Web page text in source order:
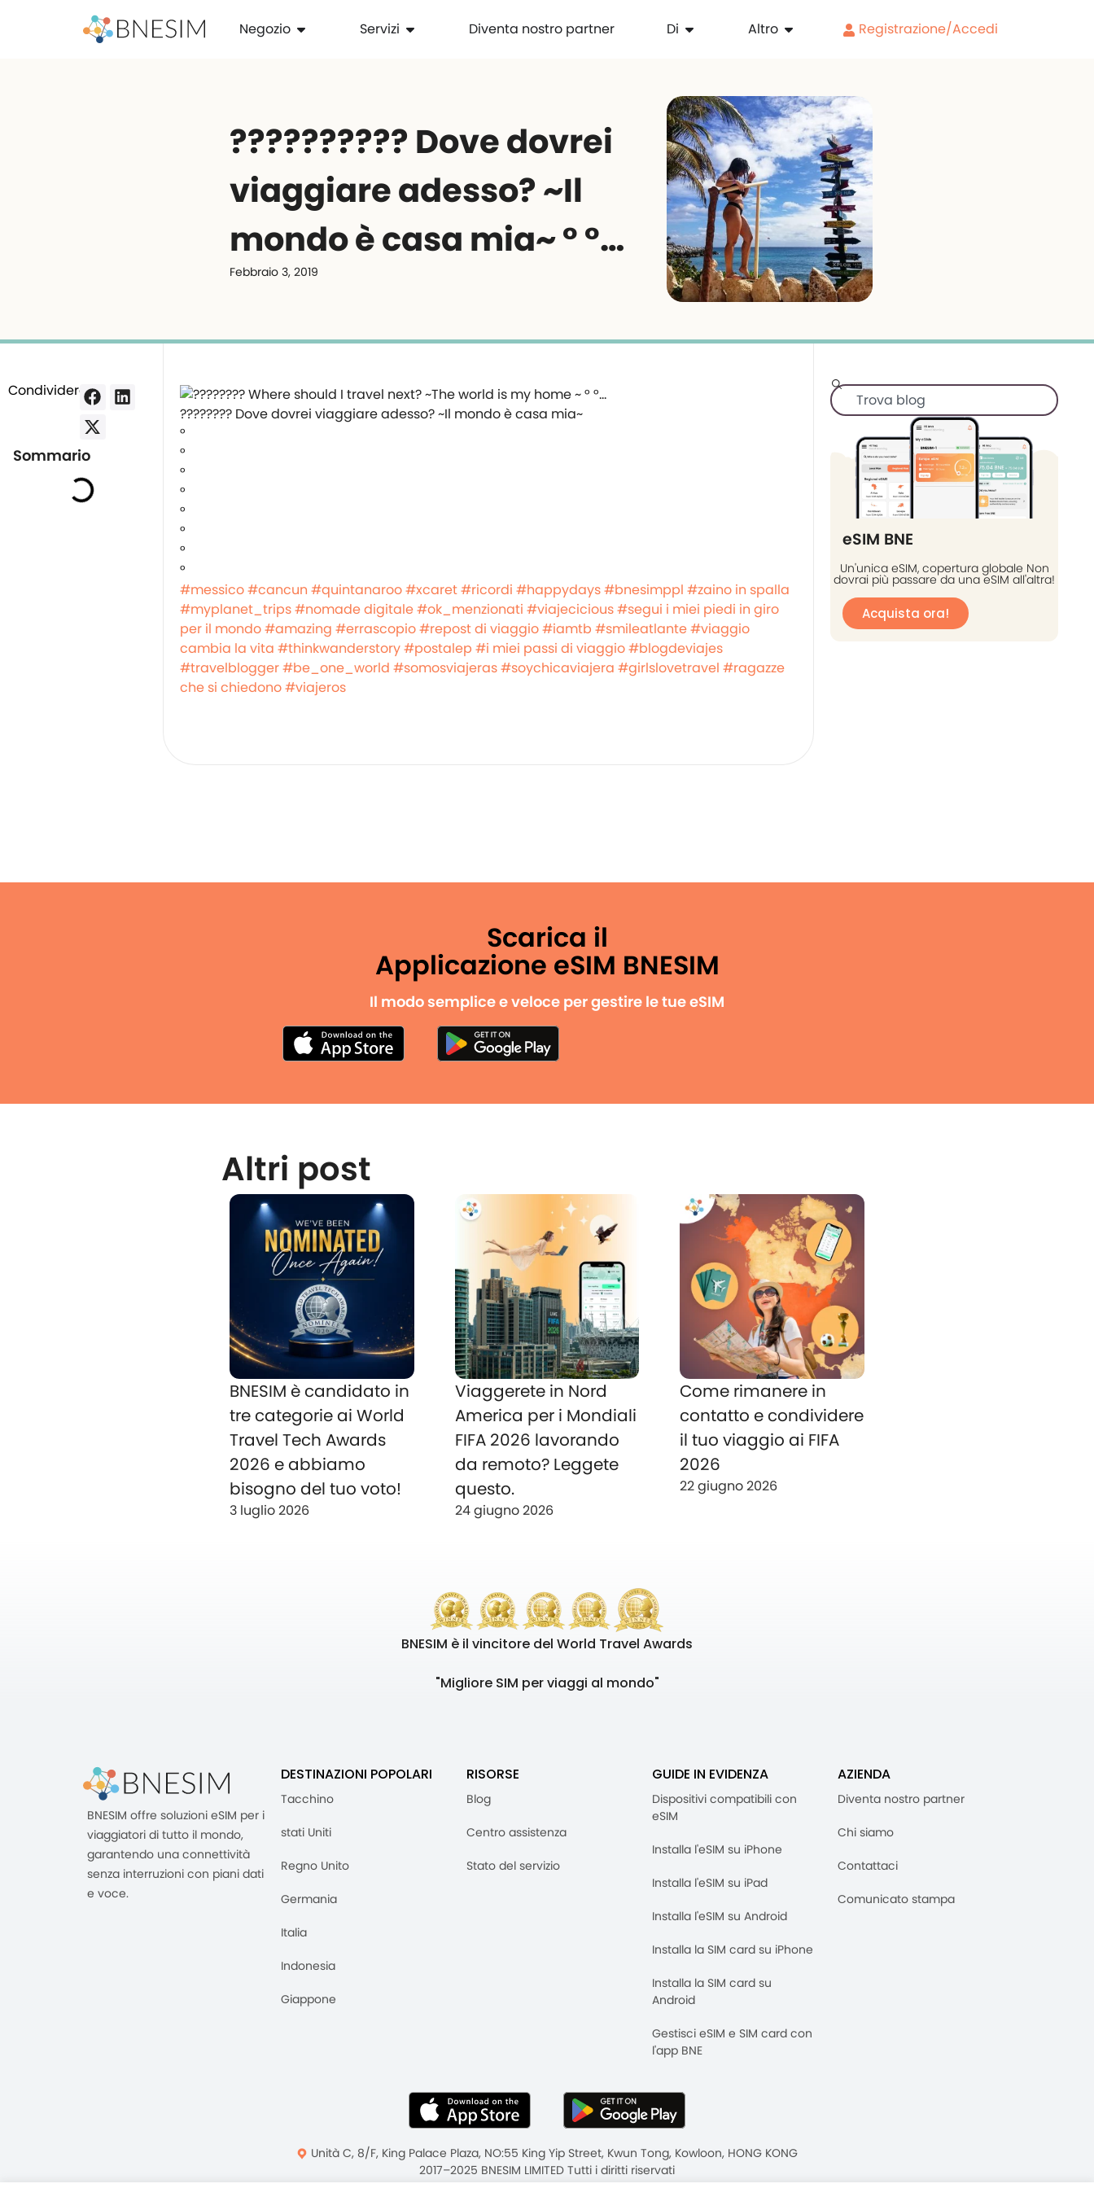
Negozio Servizi Diventa nostro partner Di Altro Registrazione/Accedi
?????????? Dove dovrei
viaggiare adesso? ~Il
mondo è casa mia~ ° °…
Febbraio 3, 2019
Condividere:
Sommario
???????? Dove dovrei viaggiare adesso? ~Il mondo è casa mia~
°
°
°
°
°
°
°
°
#messico#cancun #quintanaroo#xcaret#ricordi #happydays#bnesimppl #zaino in spalla
#myplanet_trips#nomade digitale#ok_menzionati #viajecicious#segui i miei piedi in giro
per il mondo#amazing #errascopio#repost di viaggio#iamtb #smileatlante#viaggio
cambia la vita #thinkwanderstory#postalep #i miei passi di viaggio#blogdeviajes
#travelblogger#be_one_world #somosviajeras#soychicaviajera #girlslovetravel #ragazze
che si chiedono#viajeros
eSIM BNE
Un'unica eSIM, copertura globale Non
dovrai più passare da una eSIM all'altra!
Acquista ora!
Scarica il
Applicazione eSIM BNESIM
Il modo semplice e veloce per gestire le tue eSIM
Altri post
BNESIM è candidato in
tre categorie ai World
Travel Tech Awards
2026 e abbiamo
bisogno del tuo voto!
3 luglio 2026
Viaggerete in Nord
America per i Mondiali
FIFA 2026 lavorando
da remoto? Leggete
questo.
24 giugno 2026
Come rimanere in
contatto e condividere
il tuo viaggio ai FIFA
2026
22 giugno 2026
BNESIM è il vincitore del World Travel Awards
"Migliore SIM per viaggi al mondo"
BNESIM offre soluzioni eSIM per i
viaggiatori di tutto il mondo,
garantendo una connettività
senza interruzioni con piani dati
e voce.
DESTINAZIONI POPOLARI
Tacchino
stati Uniti
Regno Unito
Germania
Italia
Indonesia
Giappone
RISORSE
Blog
Centro assistenza
Stato del servizio
GUIDE IN EVIDENZA
Dispositivi compatibili con
eSIM
Installa l'eSIM su iPhone
Installa l'eSIM su iPad
Installa l'eSIM su Android
Installa la SIM card su iPhone
Installa la SIM card su
Android
Gestisci eSIM e SIM card con
l'app BNE
AZIENDA
Diventa nostro partner
Chi siamo
Contattaci
Comunicato stampa
Unità C, 8/F, King Palace Plaza, NO:55 King Yip Street, Kwun Tong, Kowloon, HONG KONG
2017–2025 BNESIM LIMITED Tutti i diritti riservati